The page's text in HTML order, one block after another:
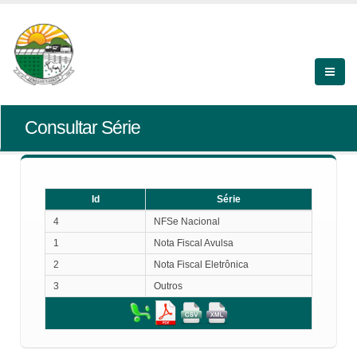
Consultar Série
Id
Série
Série
4
NFSe Nacional
1
Nota Fiscal Avulsa
2
Nota Fiscal Eletrônica
3
Outros